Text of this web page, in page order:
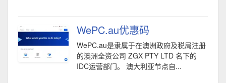
WePC.au优惠码
WePC.au是隶属于在澳洲政府及税局注册
的澳洲全资公司 ZGX PTY LTD 名下的
IDC运营部门。 澳大利亚节点自...